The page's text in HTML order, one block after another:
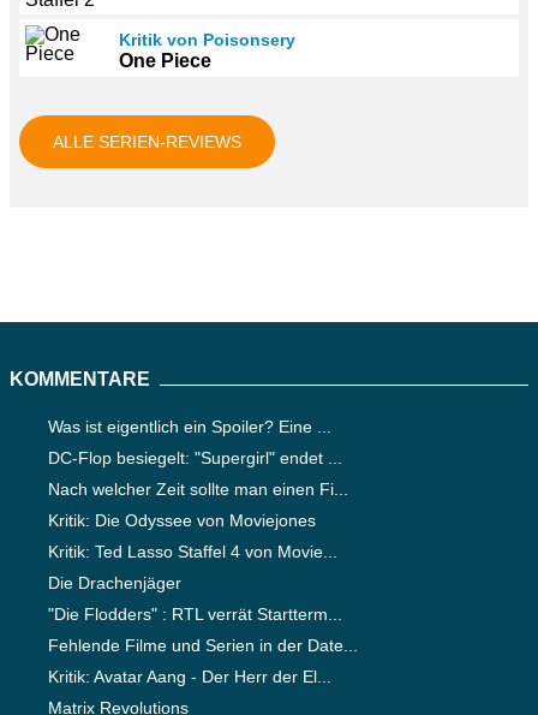
Kritik von Poisonsery
One Piece
ALLE SERIEN-REVIEWS
KOMMENTARE
Was ist eigentlich ein Spoiler? Eine ...
DC-Flop besiegelt: "Supergirl" endet ...
Nach welcher Zeit sollte man einen Fi...
Kritik: Die Odyssee von Moviejones
Kritik: Ted Lasso Staffel 4 von Movie...
Die Drachenjäger
"Die Flodders" : RTL verrät Startterm...
Fehlende Filme und Serien in der Date...
Kritik: Avatar Aang - Der Herr der El...
Matrix Revolutions